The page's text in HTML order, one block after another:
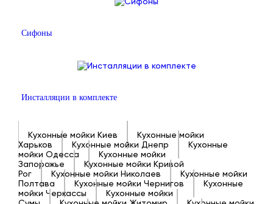
Сифоны
Инсталляции в комплекте
Кухонные мойки Киев
Кухонные мойки
Харьков
Кухонные мойки Днепр
Кухонные
мойки Одесса
Кухонные мойки
Запорожье
Кухонные мойки Кривой
Рог
Кухонные мойки Николаев
Кухонные мойки
Полтава
Кухонные мойки Чернигов
Кухонные
мойки Черкассы
Кухонные мойки